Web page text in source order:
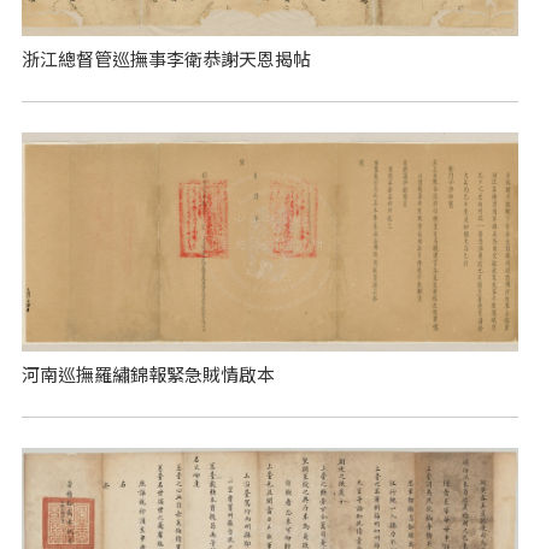
浙江總督管巡撫事李衛恭謝天恩揭帖
河南巡撫羅繡錦報緊急賊情啟本